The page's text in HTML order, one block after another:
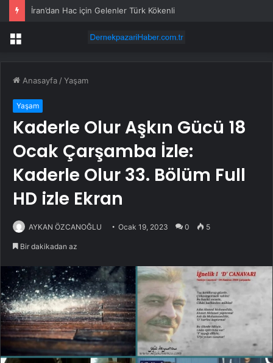
İran’dan Hac için Gelenler Türk Kökenli
Menü
Anasayfa /Yaşam
Yaşam
Kaderle Olur Aşkın Gücü 18
Ocak Çarşamba İzle:
Kaderle Olur 33. Bölüm Full
HD izle Ekran
AYKAN ÖZCANOĞLU Ocak 19, 2023 0 5
Bir dakikadan az